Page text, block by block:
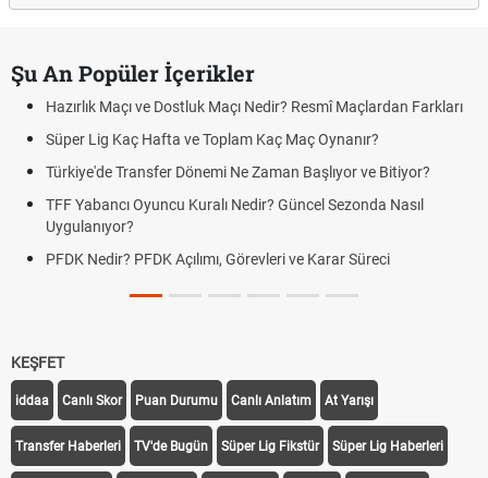
Şu An Popüler İçerikler
Hazırlık Maçı ve Dostluk Maçı Nedir? Resmî Maçlardan Farkları
Süper Lig Kaç Hafta ve Toplam Kaç Maç Oynanır?
Türkiye'de Transfer Dönemi Ne Zaman Başlıyor ve Bitiyor?
TFF Yabancı Oyuncu Kuralı Nedir? Güncel Sezonda Nasıl
Uygulanıyor?
PFDK Nedir? PFDK Açılımı, Görevleri ve Karar Süreci
KEŞFET
iddaa Canlı Skor Puan Durumu Canlı Anlatım At Yarışı
Transfer Haberleri TV'de Bugün Süper Lig Fikstür Süper Lig Haberleri